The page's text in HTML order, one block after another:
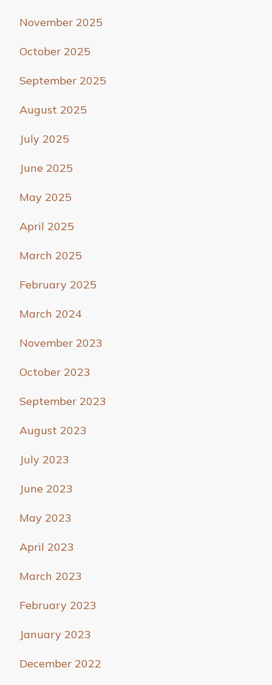
November 2025
October 2025
September 2025
August 2025
July 2025
June 2025
May 2025
April 2025
March 2025
February 2025
March 2024
November 2023
October 2023
September 2023
August 2023
July 2023
June 2023
May 2023
April 2023
March 2023
February 2023
January 2023
December 2022